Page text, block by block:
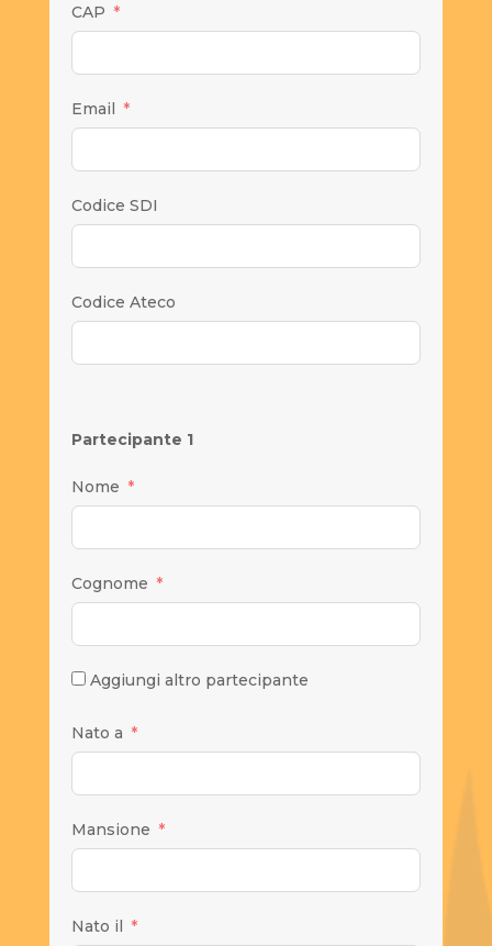
CAP
Email
Codice SDI
Codice Ateco
Partecipante 1
Nome
Cognome
Aggiungi altro partecipante
Nato a
Mansione
Nato il